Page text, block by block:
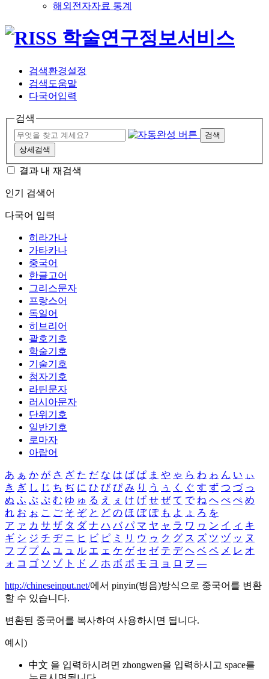
해외전자자료 통계
검색환경설정
검색도움말
다국어입력
검색
검색
상세검색
결과 내 재검색
인기 검색어
다국어 입력
히라가나
가타카나
중국어
한글고어
그리스문자
프랑스어
독일어
히브리어
괄호기호
학술기호
기술기호
첨자기호
라틴문자
러시아문자
단위기호
일반기호
로마자
아랍어
あ ぁ か が さ ざ た だ な は ば ぱ ま や ゃ ら わ ゎ ん い ぃ
き ぎ し じ ち ぢ に ひ び ぴ み り う ぅ く ぐ す ず つ づ っ
ぬ ふ ぶ ぷ む ゆ ゅ る え ぇ け げ せ ぜ て で ね へ べ ぺ め
れ お ぉ こ ご そ ぞ と ど の ほ ぼ ぽ も よ ょ ろ を
ア ァ カ サ ザ タ ダ ナ ハ バ パ マ ヤ ャ ラ ワ ヮ ン イ ィ キ
ギ シ ジ チ ヂ ニ ヒ ビ ピ ミ リ ウ ゥ ク グ ス ズ ツ ヅ ッ ヌ
フ ブ プ ム ユ ュ ル エ ェ ケ ゲ セ ゼ テ デ ヘ ベ ペ メ レ オ
ォ コ ゴ ソ ゾ ト ド ノ ホ ボ ポ モ ヨ ョ ロ ヲ ―
http://chineseinput.net/에서 pinyin(병음)방식으로 중국어를 변환
할 수 있습니다.
변환된 중국어를 복사하여 사용하시면 됩니다.
예시)
中文 을 입력하시려면 zhongwen을 입력하시고 space를